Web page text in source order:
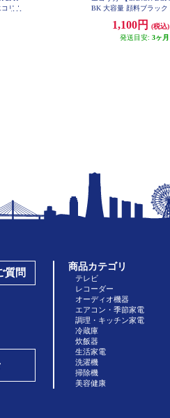
リカ
BK 大容量 顔料ブラック
0XLB
1,100円
(税込)
発送目安: 3ヶ月
質問
商品カテゴリ
テレビ
レコーダー
オーディオ機器
エアコン・季節家電
調理・キッチン家電
冷蔵庫
炊飯器
生活家電
洗濯機
掃除機
美容健康